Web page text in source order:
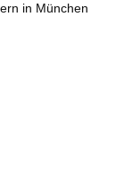
in München